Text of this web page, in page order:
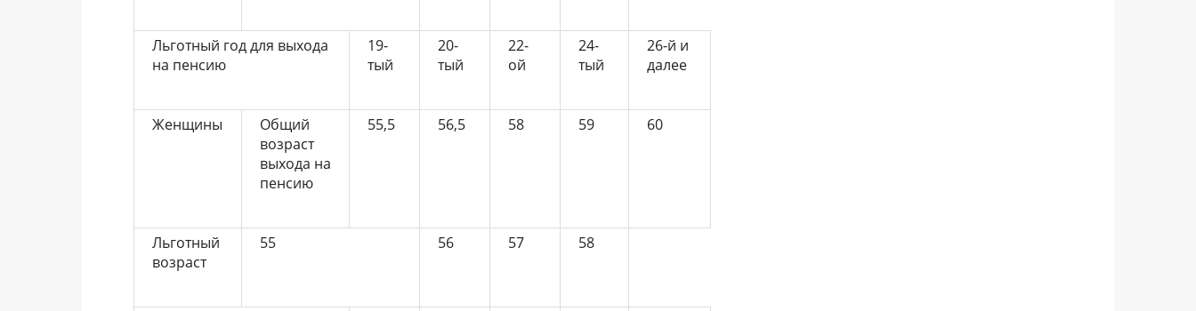
Льготный год для выхода
на пенсию
19-
тый
20-
тый
22-
ой
24-
тый
26-й и
далее
Женщины
Общий
возраст
выхода на
пенсию
55,5 56,5 58 59 60
Льготный
возраст
55 56 57 58